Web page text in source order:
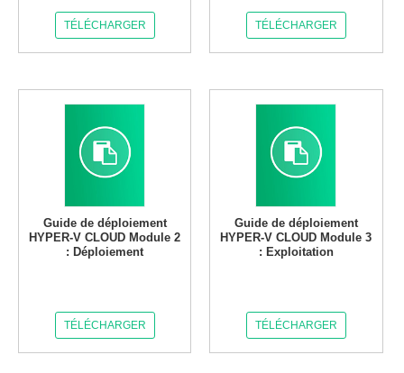
TÉLÉCHARGER TÉLÉCHARGER
Guide de déploiement
HYPER-V CLOUD Module 2
: Déploiement
TÉLÉCHARGER
Guide de déploiement
HYPER-V CLOUD Module 3
: Exploitation
TÉLÉCHARGER